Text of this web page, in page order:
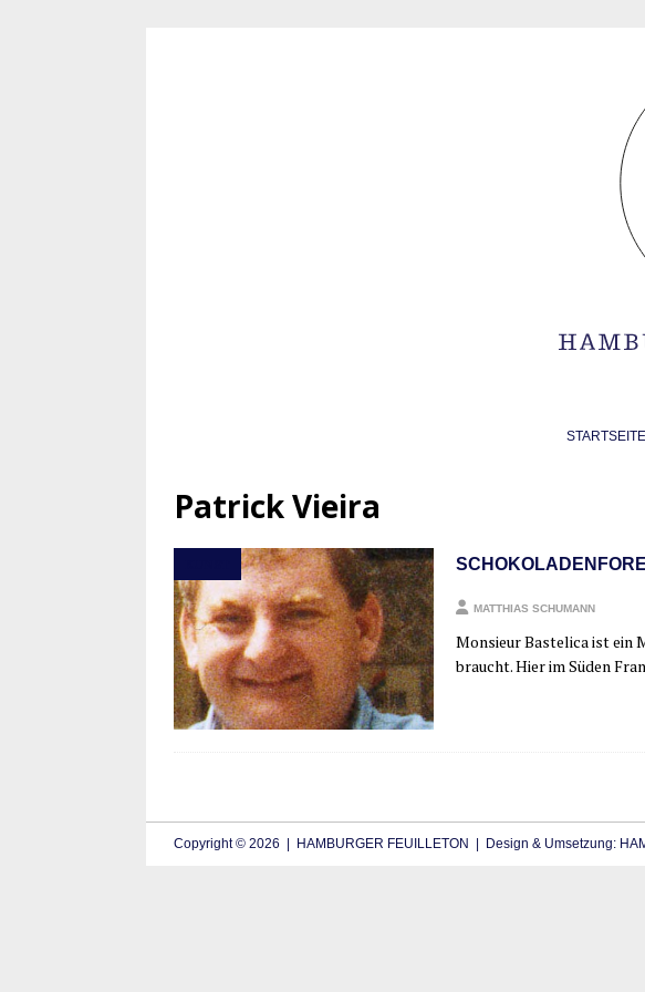
STARTSEITE
Patrick Vieira
MATTHIAS SCHUMANN
Mon­sieur Bas­te­li­ca ist ein
braucht. Hier im Süden
Copyright © 2026 | HAMBURGER FEUILLETON | Design & Umsetzung: